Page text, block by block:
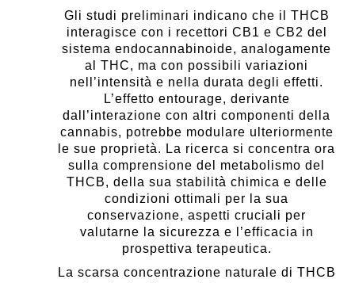
Gli studi preliminari indicano che il THCB
interagisce con i recettori CB1 e CB2 del
sistema endocannabinoide, analogamente
al THC, ma con possibili variazioni
nell’intensità e nella durata degli effetti.
L’effetto entourage, derivante
dall’interazione con altri componenti della
cannabis, potrebbe modulare ulteriormente
le sue proprietà. La ricerca si concentra ora
sulla comprensione del metabolismo del
THCB, della sua stabilità chimica e delle
condizioni ottimali per la sua
conservazione, aspetti cruciali per
valutarne la sicurezza e l’efficacia in
prospettiva terapeutica.
La scarsa concentrazione naturale di THCB